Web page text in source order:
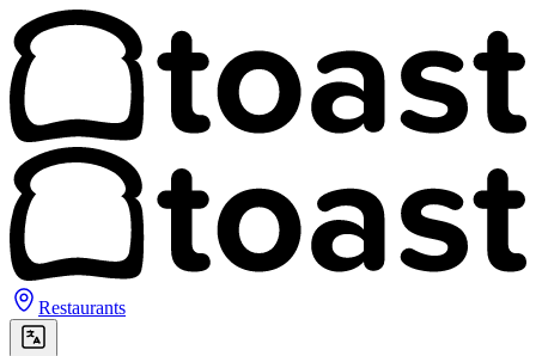
Restaurants